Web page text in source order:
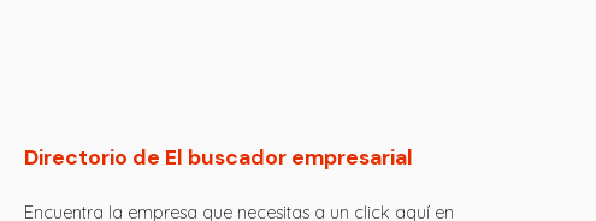
Directorio de El buscador empresarial
Encuentra la empresa que necesitas a un click aquí en